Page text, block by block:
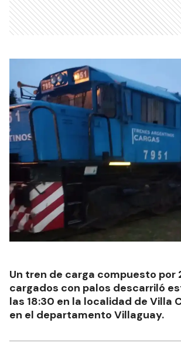
Un tren de carga compuesto por
cargados con palos descarriló
las 18:30 en la localidad de Villa
en el departamento Villaguay.